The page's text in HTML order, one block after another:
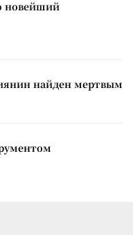
новейший
найден мертвым